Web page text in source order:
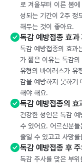
로 겨울부터 이른 봄
성되는 기간이 2주 정
해두는 것이 좋아요.
독감 예방접종 효과
독감 예방접종의 효과
가 짧은 이유는 독감
유형의 바이러스가 유
감을 예방하지 못하기
해야 해요.
독감 예방접종의 효
건강한 성인은 독감
수 있어요. 어르신분
줄일 수 있고고 사망
독감 예방접종 후
독감 주사를 맞은 부